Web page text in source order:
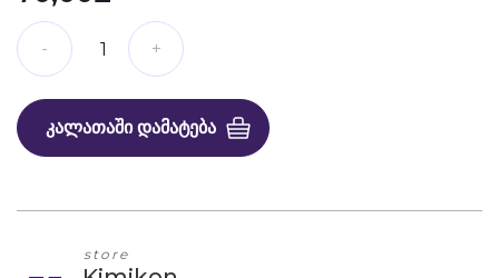
ᲙᲐᲚᲐᲗᲐᲨᲘ ᲓᲐᲛᲐᲢᲔᲑᲐ
store